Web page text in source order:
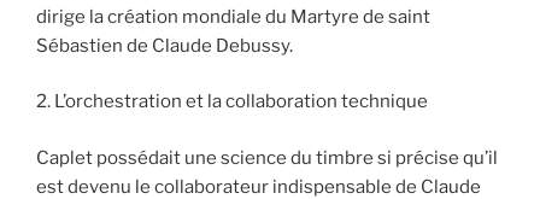
dirige la création mondiale du Martyre de saint
Sébastien de Claude Debussy.
2. L’orchestration et la collaboration technique
Caplet possédait une science du timbre si précise qu’il
est devenu le collaborateur indispensable de Claude